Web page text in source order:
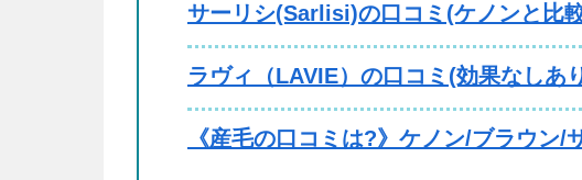
サーリシ(Sarlisi)の口コミ(ケノンと比
ラヴィ（LAVIE）の口コミ(効果なしあ
《産毛の口コミは?》ケノン/ブラウン